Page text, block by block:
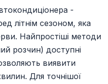
-
літнім сезоном, яка
Найпростіші методи
розчин) доступні
виявити
Для точнішої